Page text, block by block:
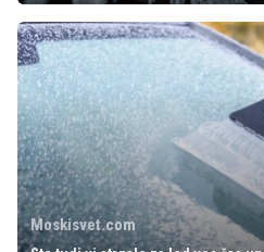
Moskisvet.com